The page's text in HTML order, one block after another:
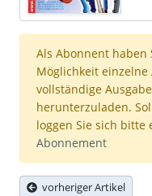
Als Abonnent haben
Möglichkeit
vollständige
herunterzuladen.
loggen Sie sich bitte
Abonnement
vorheriger Artikel